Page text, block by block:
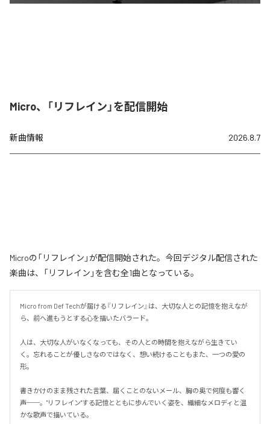
Micro、「リフレイン」を配信開始
新曲情報 2026.8.7
Microの「リフレイン」が配信開始された。今回デジタル配信された
楽曲は、「リフレイン」を含む全1曲となっている。
Micro from Def Techが届ける『リフレイン』は、大切な人との記憶を抱えなが
ら、前へ進もうとする心を描いたバラード。
人は、大切な人がいなくなっても、その人との時間を抱えながら生きてい
く。忘れることが優しさなのではなく、想い続けることもまた、一つの愛の
形。
書きかけのまま残された言葉、届くことのないメール、胸の奥で何度も響く
声──。"リフレイン"する記憶とともに歩んでいく姿を、繊細なメロディと温
かな歌声で描いている。